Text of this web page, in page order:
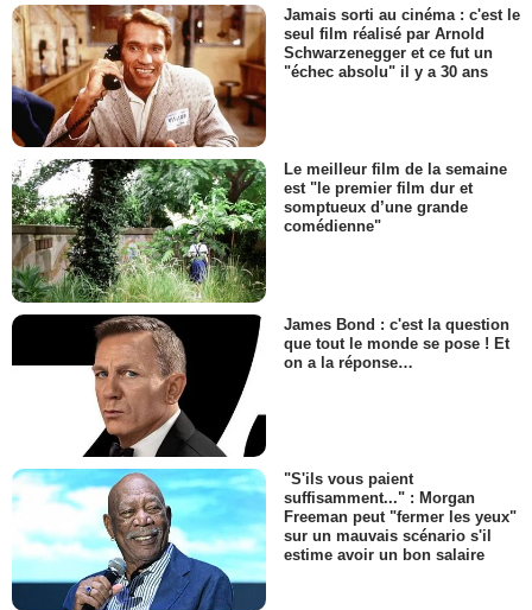
Jamais sorti au cinéma : c'est le
seul film réalisé par Arnold
Schwarzenegger et ce fut un
"échec absolu" il y a 30 ans
Le meilleur film de la semaine
est "le premier film dur et
somptueux d’une grande
comédienne"
James Bond : c'est la question
que tout le monde se pose ! Et
on a la réponse…
"S'ils vous paient
suffisamment..." : Morgan
Freeman peut "fermer les yeux"
sur un mauvais scénario s'il
estime avoir un bon salaire